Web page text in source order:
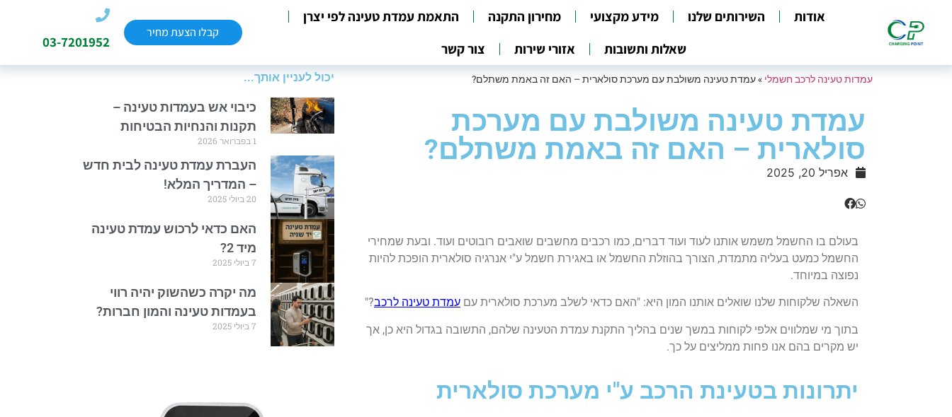
אודות השירותים שלנו מידע מקצועי מחירון התקנה
התאמת עמדת טעינה לפי יצרן
שאלות ותשובות
אזורי שירות צור קשר
קבלו הצעת מחיר
03-7201952
עמדות טעינה לרכב חשמלי »עמדת טעינה משולבת עם מערכת סולארית – האם זה באמת משתלם?
עמדת טעינה משולבת עם מערכת
סולארית – האם זה באמת משתלם?
אפריל 20, 2025
בעולם בו החשמל משמש אותנו לעוד ועוד דברים, כמו רכבים מחשבים שואבים רובוטים ועוד. ובעת שמחירי
החשמל כמעט בעליה מתמדת, הצורך בהוזלת החשמל או באגירת חשמל ע"י אנרגיה סולארית הופכת להיות
נפוצה במיוחד.
השאלה שלקוחות שלנו שואלים אותנו המון היא: "האם כדאי לשלב מערכת סולארית עם עמדת טעינה לרכב?"
בתוך מי שמלווים אלפי לקוחות במשך שנים בהליך התקנת עמדת הטעינה שלהם, התשובה בגדול היא כן, אך
יש מקרים בהם אנו פחות ממליצים על כך.
יתרונות בטעינת הרכב ע"י מערכת סולארית
יכול לעניין אותך...
כיבוי אש בעמדות טעינה –
תקנות והנחיות הבטיחות
1 בפברואר 2026
העברת עמדת טעינה לבית חדש
– המדריך המלא!
20 ביולי 2025
האם כדאי לרכוש עמדת טעינה
מיד 2?
7 ביולי 2025
מה יקרה כשהשוק יהיה רווי
בעמדות טעינה והמון חברות?
7 ביולי 2025